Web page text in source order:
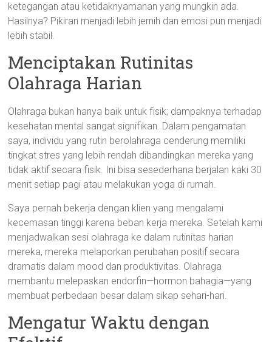
ketegangan atau ketidaknyamanan yang mungkin ada.
Hasilnya? Pikiran menjadi lebih jernih dan emosi pun menjadi
lebih stabil.
Menciptakan Rutinitas
Olahraga Harian
Olahraga bukan hanya baik untuk fisik; dampaknya terhadap
kesehatan mental sangat signifikan. Dalam pengamatan
saya, individu yang rutin berolahraga cenderung memiliki
tingkat stres yang lebih rendah dibandingkan mereka yang
tidak aktif secara fisik. Ini bisa sesederhana berjalan kaki 30
menit setiap pagi atau melakukan yoga di rumah.
Saya pernah bekerja dengan klien yang mengalami
kecemasan tinggi karena beban kerja mereka. Setelah kami
menjadwalkan sesi olahraga ke dalam rutinitas harian
mereka, mereka melaporkan perubahan positif secara
dramatis dalam mood dan produktivitas. Olahraga
membantu melepaskan endorfin—hormon bahagia—yang
membuat perbedaan besar dalam sikap sehari-hari.
Mengatur Waktu dengan